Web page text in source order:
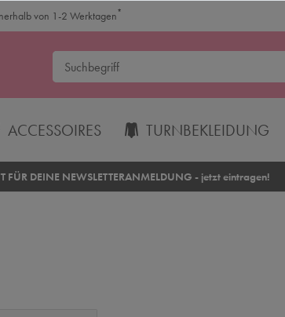
von 1-2 Werktagen*
ACCESSOIRES TURNBEKLEIDUNG
FÜR DEINE NEWSLETTERANMELDUNG - jetzt eintragen!